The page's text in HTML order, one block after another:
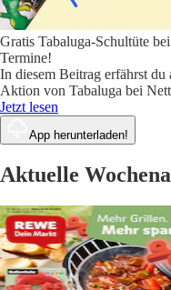
Gratis Tabaluga-Schultüte
Termine!
In diesem Beitrag erfährst du
Aktion von Tabaluga bei
Jetzt lesen
App herunterladen!
Aktuelle